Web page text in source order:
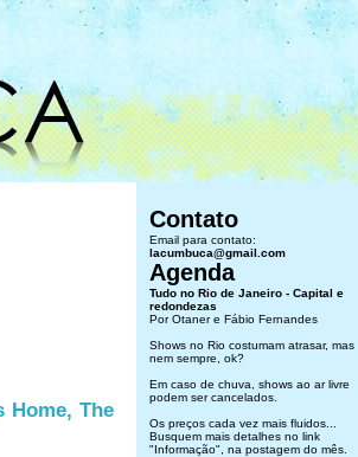
Home, The
Contato
Email para contato:
lacumbuca@gmail.com
Agenda
Tudo no Rio de Janeiro - Capital e
redondezas
Por Otaner e Fábio Fernandes
Shows no Rio costumam atrasar, mas
nem sempre, ok?
Em caso de chuva, shows ao ar livre
podem ser cancelados.
Os preços cada vez mais fluidos...
Busquem mais detalhes no link
"Informação", na postagem do mês.